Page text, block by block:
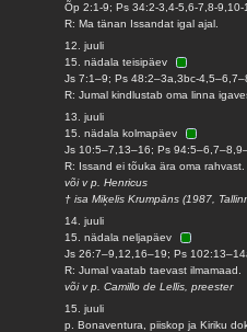
Õp 2:1-9; Ps 34:2-3,4-5,6-7,8-9,10-
R: Ma tänan Issandat igal ajal.
12. juuli
15. nädala teisipäev
Js 7:1–9; Ps 48:2–3a,3bc-
R: Jumal kindlustab oma linna
13. juuli
15. nädala kolmapäev
Js 10:5–7,13–16; Ps
R: Issand ei tõuka ära oma rahvast.
või v p. Henricus
† isa Miķelis Krumpāns (1987,
14. juuli
15. nädala neljapäev
Js 26:7–9,12,16–19; Ps
R: Jumal vaatab taevast ilmamaad.
või v p. Camillo de Lellis, preester
15. juuli
p. Bonaventura, piiskop ja Kiriku